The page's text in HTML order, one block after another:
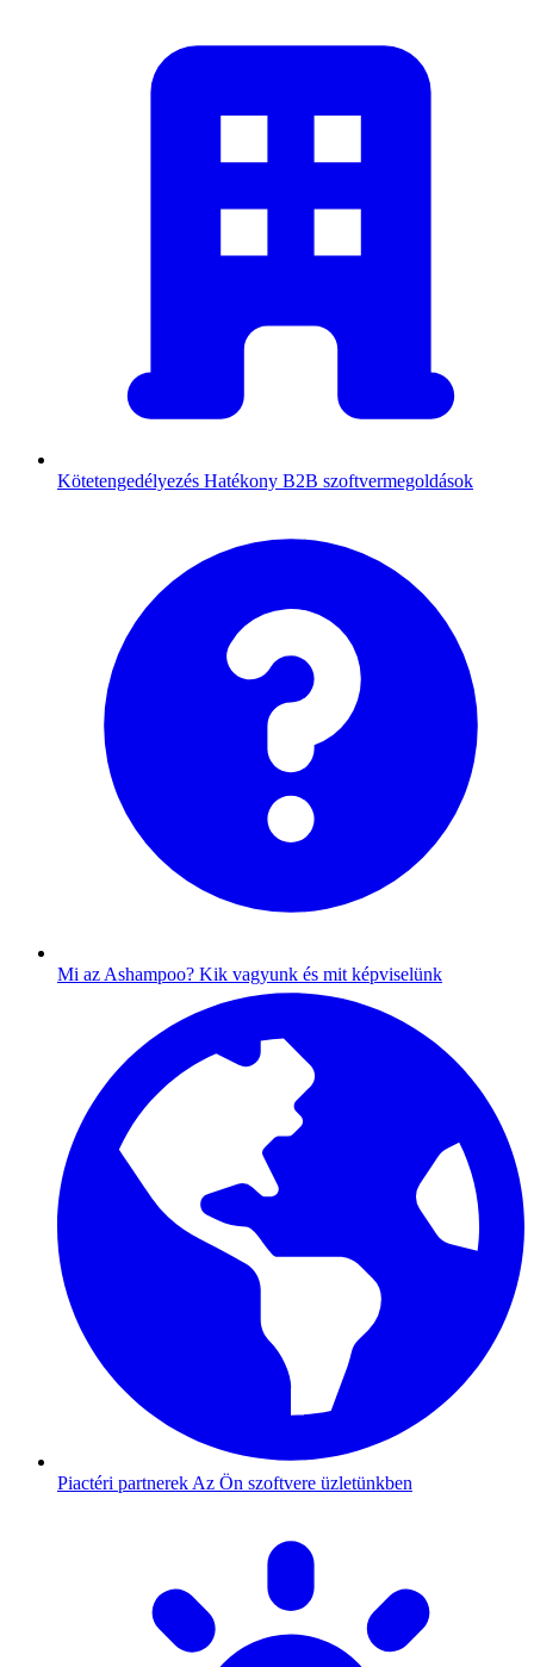
Kötetengedélyezés Hatékony B2B szoftvermegoldások
Mi az Ashampoo? Kik vagyunk és mit képviselünk
Piactéri partnerek Az Ön szoftvere üzletünkben